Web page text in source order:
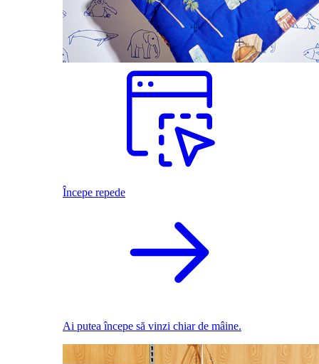
Începe repede
Ai putea începe să vinzi chiar de mâine.